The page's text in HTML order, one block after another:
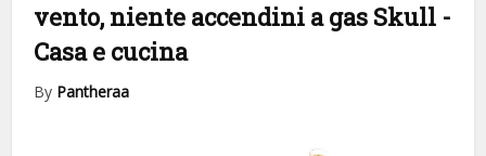
vento, niente accendini a gas Skull -
Casa e cucina
By Pantheraa